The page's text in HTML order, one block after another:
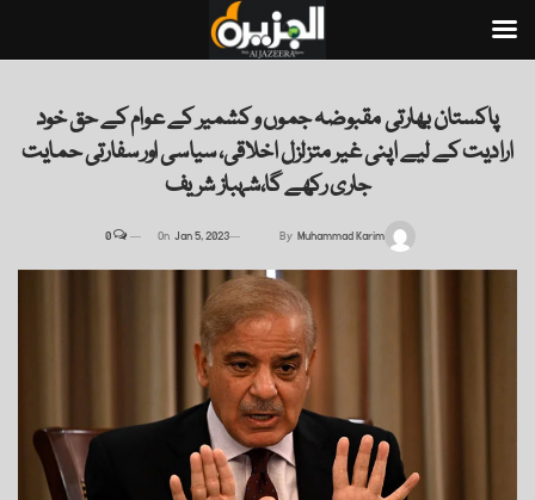
پاکستان بھارتی مقبوضہ جموں و کشمیر کے عوام کے حق خود
ارادیت کے لیے اپنی غیر متزلزل اخلاقی، سیاسی اور سفارتی حمایت
جاری رکھے گا،شہباز شریف
By Muhammad Karim
On Jan 5, 2023